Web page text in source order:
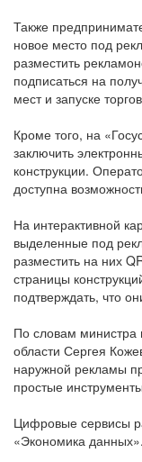
Также
новое место под
разместить
подписаться на
мест и запуске
Кроме того, на
заключить
конструкции.
доступна
На интерактивной
выделенные под
разместить на них
страницы
подтверждать, что
По словам министра
области Сергея
наружной рекламы
простые
Цифровые сервисы
«Экономика данных».